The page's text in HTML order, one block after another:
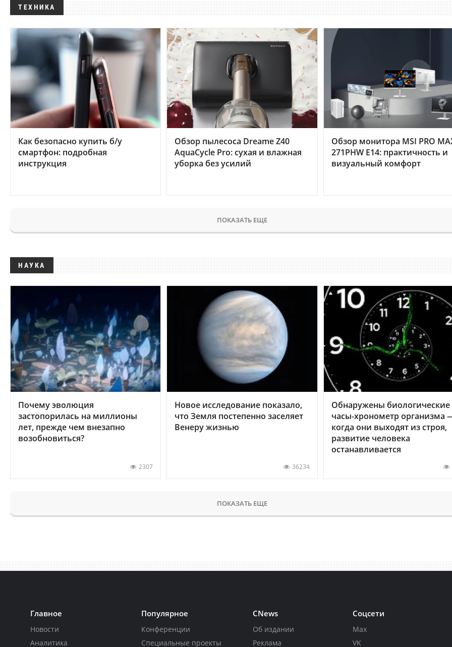
ТЕХНИКА
Как безопасно купить б/у
смартфон: подробная
инструкция
Обзор пылесоса Dreame Z40
AquaCycle Pro: сухая и влажная
уборка без усилий
Обзор монитора MSI PRO
271PHW E14: практичность и
визуальный комфорт
ПОКАЗАТЬ ЕЩЕ
НАУКА
Почему эволюция
застопорилась на миллионы
лет, прежде чем внезапно
возобновиться?
2307
Новое исследование показало,
что Земля постепенно заселяет
Венеру жизнью
36234
Обнаружены биологические
часы-хронометр организма
когда они выходят из строя,
развитие человека
останавливается
ПОКАЗАТЬ ЕЩЕ
Главное
Новости
Аналитика
Популярное
Конференции
Специальные проекты
CNews
Об издании
Реклама
Соцсети
Max
VK